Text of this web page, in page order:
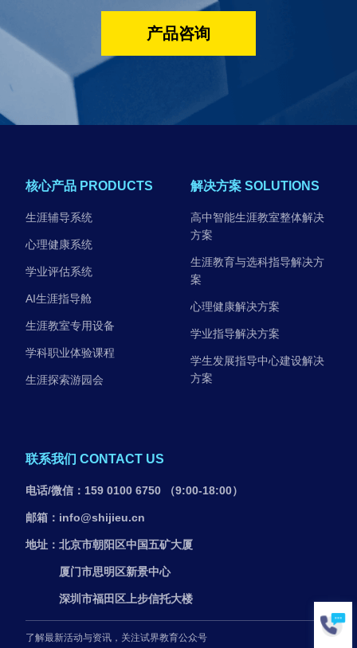
产品咨询
核心产品 PRODUCTS
生涯辅导系统
心理健康系统
学业评估系统
AI生涯指导舱
生涯教室专用设备
学科职业体验课程
生涯探索游园会
解决方案 SOLUTIONS
高中智能生涯教室整体解决
方案
生涯教育与选科指导解决方
案
心理健康解决方案
学业指导解决方案
学生发展指导中心建设解决
方案
联系我们 CONTACT US
电话/微信：159 0100 6750 （9:00-18:00）
邮箱：info@shijieu.cn
地址：北京市朝阳区中国五矿大厦
厦门市思明区新景中心
深圳市福田区上步信托大楼
了解最新活动与资讯，关注试界教育公众号